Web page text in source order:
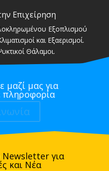
Επιχείρηση
Εξοπλισμού
και Εξαερισμοί.
Θάλαμοι.
μαζί μας για
πληροφορία
Newsletter για
και Νέα